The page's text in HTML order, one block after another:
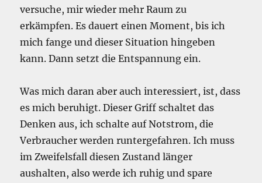
versuche, mir wieder mehr Raum zu
erkämpfen. Es dauert einen Moment, bis ich
mich fange und dieser Situation hingeben
kann. Dann setzt die Entspannung ein.
Was mich daran aber auch interessiert, ist, dass
es mich beruhigt. Dieser Griff schaltet das
Denken aus, ich schalte auf Notstrom, die
Verbraucher werden runtergefahren. Ich muss
im Zweifelsfall diesen Zustand länger
aushalten, also werde ich ruhig und spare